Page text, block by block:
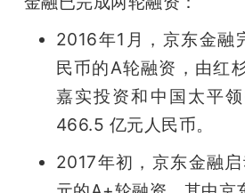
专
题
爱
2016年1月，京东金融
民币的A轮融资，由红
嘉实投资和中国太平
466.5 亿元人民币。
2017年初，京东金融